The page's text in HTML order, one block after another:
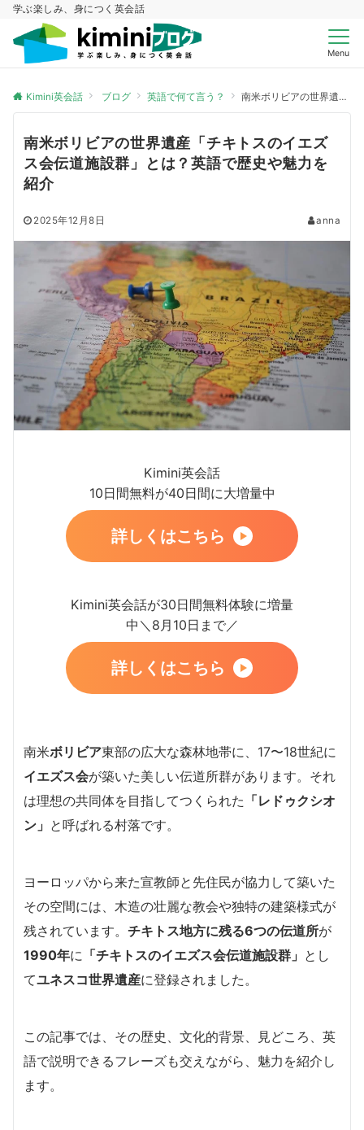
学ぶ楽しみ、身につく英会話
Menu
Kimini英会話 ブログ 英語で何て言う？ 南米ボリビアの世界遺産「チキトスのイエズス会伝道施設群」とは？英語で歴史や魅力を紹介
南米ボリビアの世界遺産「チキトスのイエズ
ス会伝道施設群」とは？英語で歴史や魅力を
紹介
2025年12月8日 anna
Kimini英会話
10日間無料が40日間に大増量中
詳しくはこちら
Kimini英会話が30日間無料体験に増量
中＼8月10日まで／
詳しくはこちら
南米ボリビア東部の広大な森林地帯に、17〜18世紀に
イエズス会が築いた美しい伝道所群があります。それ
は理想の共同体を目指してつくられた 「レドゥクシオ
ン」 と呼ばれる村落です。
ヨーロッパから来た宣教師と先住民が協力して築いた
その空間には、木造の壮麗な教会や独特の建築様式が
残されています。 チキトス地方に残る6つの伝道所が
1990年に 「チキトスのイエズス会伝道施設群」 とし
てユネスコ世界遺産に登録されました。
この記事では、その歴史、文化的背景、見どころ、英
語で説明できるフレーズも交えながら、魅力を紹介し
ます。